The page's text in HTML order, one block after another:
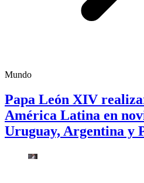
Mundo
Papa León XIV
América Latina en
Uruguay, Argentina y